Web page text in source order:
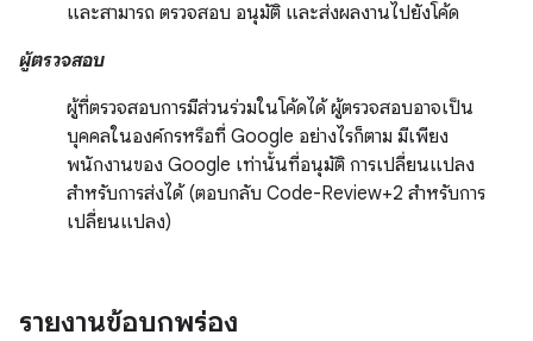
และสามารถ ตรวจสอบ อนุมัติ และส่งผลงานไปยังโค้ด
ผู้ตรวจสอบ
ผู้ที่ตรวจสอบการมีส่วนร่วมในโค้ดได้ ผู้ตรวจสอบอาจเป็น
บุคคลในองค์กรหรือที่ Google อย่างไรก็ตาม มีเพียง
พนักงานของ Google เท่านั้นที่อนุมัติ การเปลี่ยนแปลง
สำหรับการส่งได้ (ตอบกลับ Code-Review+2 สำหรับการ
เปลี่ยนแปลง)
รายงานข้อบกพร่อง